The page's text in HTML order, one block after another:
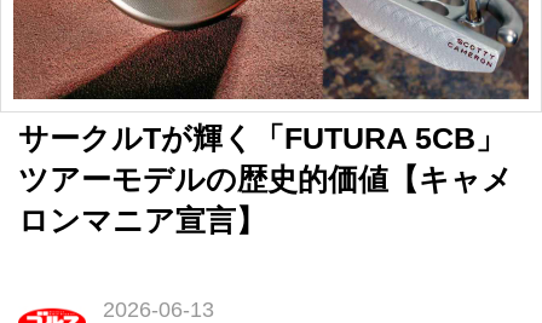
サークルTが輝く「FUTURA 5CB」
ツアーモデルの歴史的価値【キャメ
ロンマニア宣言】
2026-06-13